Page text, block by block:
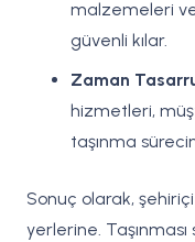
malzemeleri
güvenli kılar.
Zaman
hizmetleri,
taşınma
Sonuç olarak,
yerlerine. Taşınması